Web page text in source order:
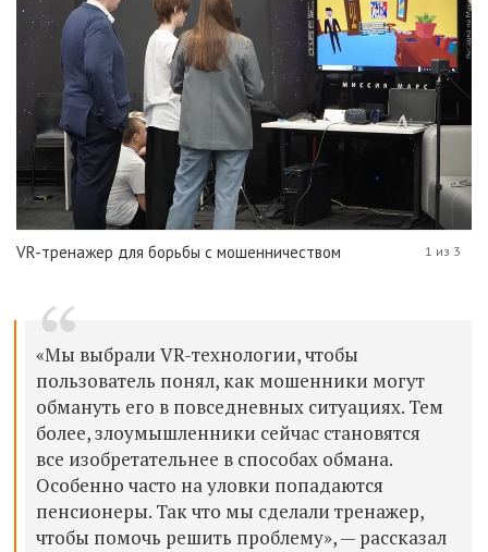
VR-тренажер для борьбы с мошенничеством 1 из 3
«Мы выбрали VR-технологии, чтобы
пользователь понял, как мошенники могут
обмануть его в повседневных ситуациях. Тем
более, злоумышленники сейчас становятся
все изобретательнее в способах обмана.
Особенно часто на уловки попадаются
пенсионеры. Так что мы сделали тренажер,
чтобы помочь решить проблему», — рассказал